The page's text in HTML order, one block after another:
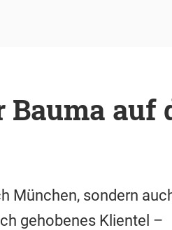
auf
München, sondern
gehobenes Klientel –